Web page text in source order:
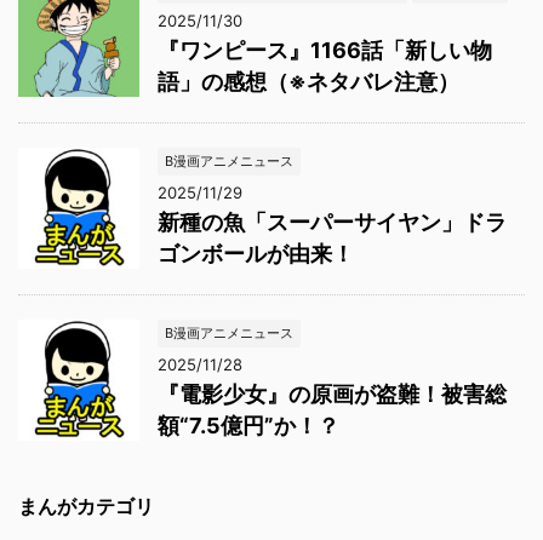
2025/11/30
『ワンピース』1166話「新しい物
語」の感想（※ネタバレ注意）
B漫画アニメニュース
2025/11/29
新種の魚「スーパーサイヤン」ドラ
ゴンボールが由来！
B漫画アニメニュース
2025/11/28
『電影少女』の原画が盗難！被害総
額“7.5億円”か！？
まんがカテゴリ